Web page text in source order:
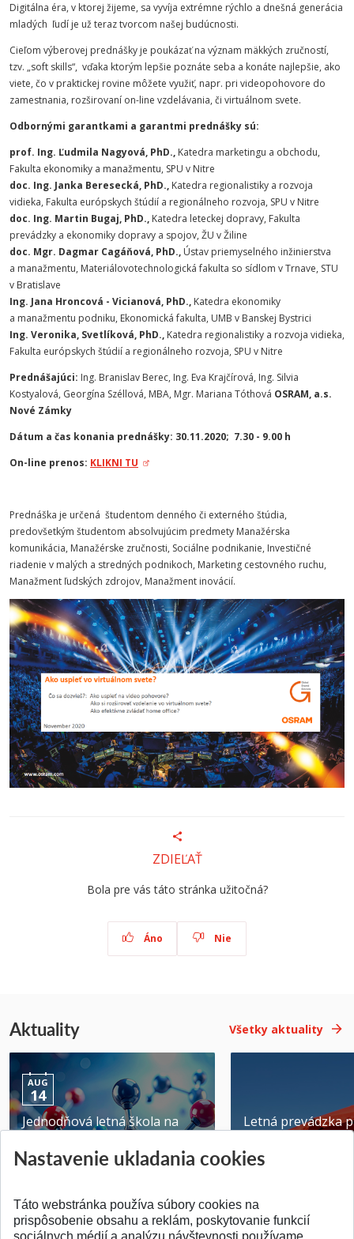
Digitálna éra, v ktorej žijeme, sa vyvíja extrémne rýchlo a dnešná generácia
mladých ľudí je už teraz tvorcom našej budúcnosti.
Cieľom výberovej prednášky je poukázať na význam mäkkých zručností,
tzv. „soft skills“, vďaka ktorým lepšie poznáte seba a konáte najlepšie, ako
viete, čo v praktickej rovine môžete využiť, napr. pri videopohovore do
zamestnania, rozširovaní on-line vzdelávania, či virtuálnom svete.
Odbornými garantkami a garantmi prednášky sú:
prof. Ing. Ľudmila Nagyová, PhD., Katedra marketingu a obchodu,
Fakulta ekonomiky a manažmentu, SPU v Nitre
doc. Ing. Janka Beresecká, PhD., Katedra regionalistiky a rozvoja
vidieka, Fakulta európskych štúdií a regionálneho rozvoja, SPU v Nitre
doc. Ing. Martin Bugaj, PhD., Katedra leteckej dopravy, Fakulta
prevádzky a ekonomiky dopravy a spojov, ŽU v Žiline
doc. Mgr. Dagmar Cagáňová, PhD., Ústav priemyselného inžinierstva
a manažmentu, Materiálovotechnologická fakulta so sídlom v Trnave, STU
v Bratislave
Ing. Jana Hroncová - Vicianová, PhD., Katedra ekonomiky
a manažmentu podniku, Ekonomická fakulta, UMB v Banskej Bystrici
Ing. Veronika, Svetlíková, PhD., Katedra regionalistiky a rozvoja vidieka,
Fakulta európskych štúdií a regionálneho rozvoja, SPU v Nitre
Prednášajúci: Ing. Branislav Berec, Ing. Eva Krajčírová, Ing. Silvia
Kostyalová, Georgína Széllová, MBA, Mgr. Mariana Tóthová OSRAM, a.s.
Nové Zámky
Dátum a čas konania prednášky: 30.11.2020; 7.30 - 9.00 h
On-line prenos: KLIKNI TU
Prednáška je určená študentom denného či externého štúdia,
predovšetkým študentom absolvujúcim predmety Manažérska
komunikácia, Manažérske zručnosti, Sociálne podnikanie, Investičné
riadenie v malých a stredných podnikoch, Marketing cestovného ruchu,
Manažment ľudských zdrojov, Manažment inovácií.
ZDIEĽAŤ
Bola pre vás táto stránka užitočná?
Áno Nie
Aktuality Všetky aktuality
AUG
14
Jednodňová letná škola na
Pridané 28.07.2026
Letná prevádzka
Pridané 23.06.2026
Nastavenie ukladania cookies
Táto webstránka používa súbory cookies na
prispôsobenie obsahu a reklám, poskytovanie funkcií
sociálnych médií a analýzu návštevnosti používame